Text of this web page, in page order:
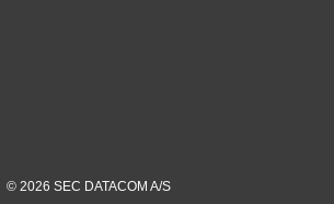
© 2026 SEC DATACOM A/S